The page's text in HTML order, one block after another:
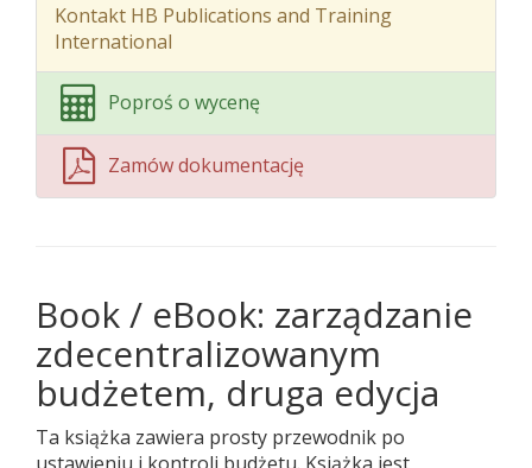
Kontakt HB Publications and Training
International
Poproś o wycenę
Zamów dokumentację
Book / eBook: zarządzanie
zdecentralizowanym
budżetem, druga edycja
Ta książka zawiera prosty przewodnik po